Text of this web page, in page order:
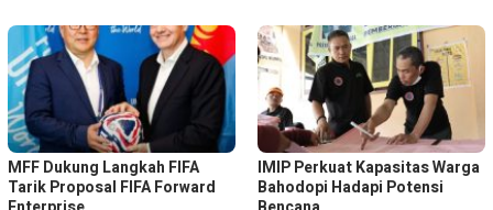
MFF Dukung Langkah FIFA
Tarik Proposal FIFA Forward
IMIP Perkuat Kapasitas Warga
Bahodopi Hadapi Potensi